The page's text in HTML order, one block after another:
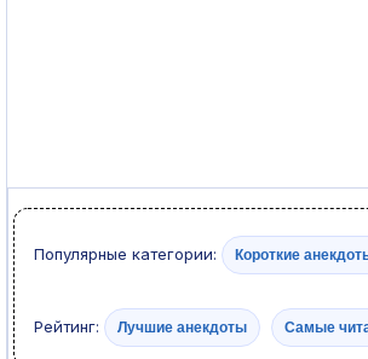
Популярные категории: Короткие
Рейтинг: Лучшие анекдоты Самые